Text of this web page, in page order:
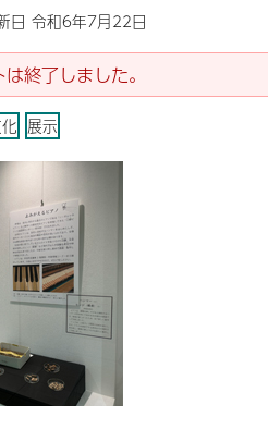
令和6年7月22日
終了しました。
展示